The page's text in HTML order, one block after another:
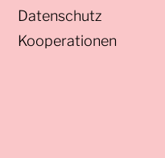
Datenschutz
Kooperationen